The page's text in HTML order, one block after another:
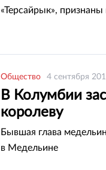
«Терсайрык»,
Общество 4 сентября
В Колумбии
королеву
Бывшая глава
в Медельине